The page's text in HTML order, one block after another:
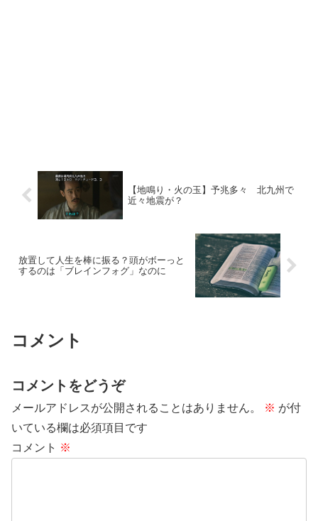
【地鳴り・火の玉】予兆多々 北九州で
近々地震が？
放置して人生を棒に振る？頭がボーっと
するのは「ブレインフォグ」なのに
コメント
コメントをどうぞ
メールアドレスが公開されることはありません。 ※ が付
いている欄は必須項目です
コメント ※